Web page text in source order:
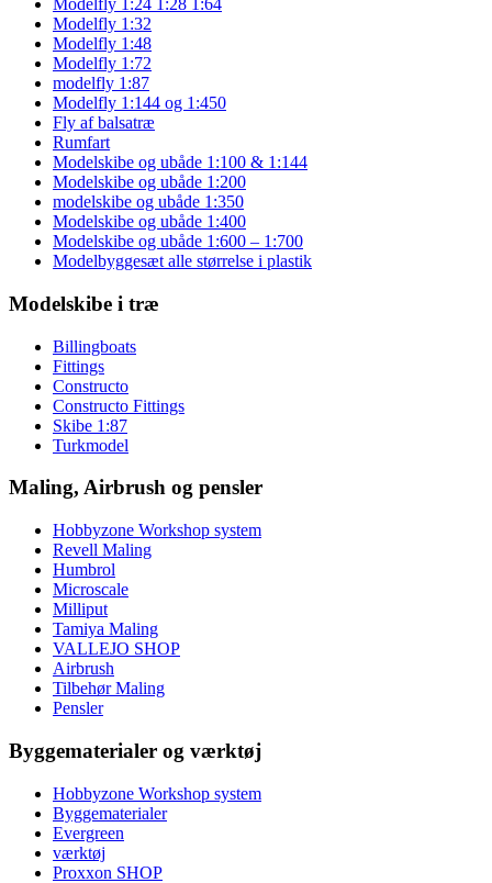
Modelfly 1:24 1:28 1:64
Modelfly 1:32
Modelfly 1:48
Modelfly 1:72
modelfly 1:87
Modelfly 1:144 og 1:450
Fly af balsatræ
Rumfart
Modelskibe og ubåde 1:100 & 1:144
Modelskibe og ubåde 1:200
modelskibe og ubåde 1:350
Modelskibe og ubåde 1:400
Modelskibe og ubåde 1:600 – 1:700
Modelbyggesæt alle størrelse i plastik
Modelskibe i træ
Billingboats
Fittings
Constructo
Constructo Fittings
Skibe 1:87
Turkmodel
Maling, Airbrush og pensler
Hobbyzone Workshop system
Revell Maling
Humbrol
Microscale
Milliput
Tamiya Maling
VALLEJO SHOP
Airbrush
Tilbehør Maling
Pensler
Byggematerialer og værktøj
Hobbyzone Workshop system
Byggematerialer
Evergreen
værktøj
Proxxon SHOP